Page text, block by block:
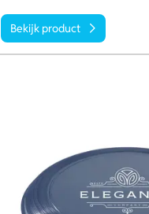
Bekijk product